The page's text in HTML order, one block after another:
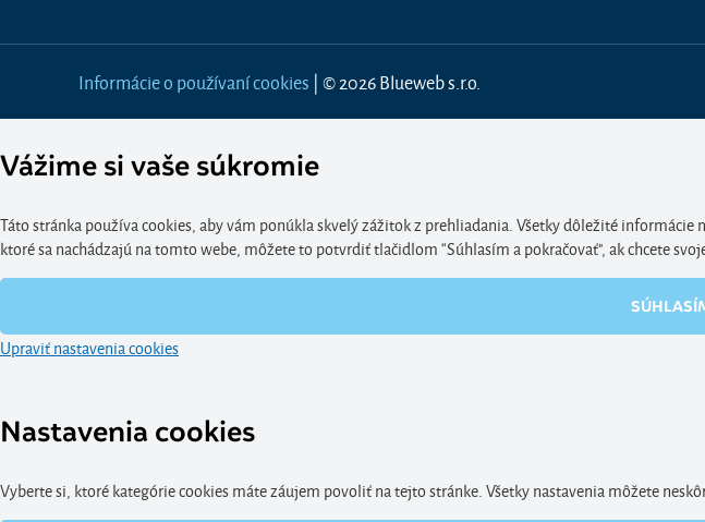
Informácie o používaní cookies | © 2026 Blueweb s.r.o.
Vážime si vaše súkromie
Táto stránka používa cookies, aby vám ponúkla skvelý zážitok z prehliadania. Všetky dôležité
ktoré sa nachádzajú na tomto webe, môžete to potvrdiť tlačidlom “Súhlasím a pokračovať", ak chcete
Upraviť nastavenia cookies
Nastavenia cookies
Vyberte si, ktoré kategórie cookies máte záujem povoliť na tejto stránke. Všetky nastavenia môžete